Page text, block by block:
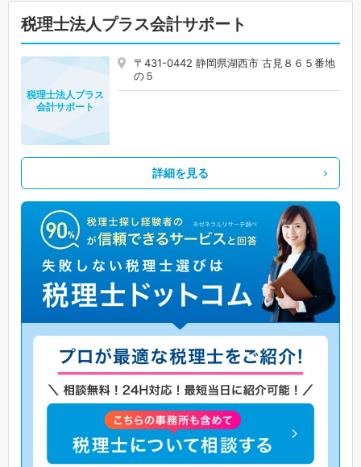
税理士法人プラス会計サポート
〒431-0442 静岡県湖西市 古見８６５番地
の５
税理士法人プラス
会計サポート
詳細を見る